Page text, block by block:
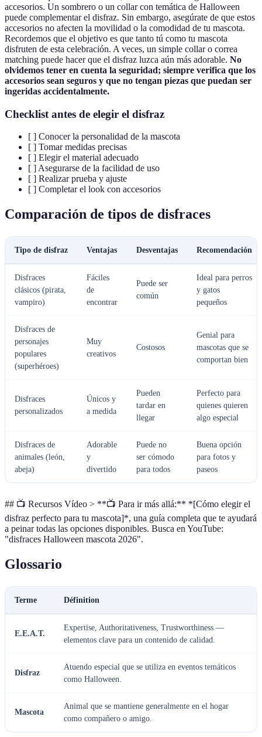
accesorios. Un sombrero o un collar con temática de Halloween
puede complementar el disfraz. Sin embargo, asegúrate de que estos
accesorios no afecten la movilidad o la comodidad de tu mascota.
Recordemos que el objetivo es que tanto tú como tu mascota
disfruten de esta celebración. A veces, un simple collar o correa
matching puede hacer que el disfraz luzca aún más adorable. No
olvidemos tener en cuenta la seguridad; siempre verifica que los
accesorios sean seguros y que no tengan piezas que puedan ser
ingeridas accidentalmente.
Checklist antes de elegir el disfraz
[ ] Conocer la personalidad de la mascota
[ ] Tomar medidas precisas
[ ] Elegir el material adecuado
[ ] Asegurarse de la facilidad de uso
[ ] Realizar prueba y ajuste
[ ] Completar el look con accesorios
Comparación de tipos de disfraces
Tipo de disfraz Ventajas Desventajas Recomendación
Disfraces
clásicos (pirata,
vampiro)
Fáciles
de
encontrar
Puede ser
común
Ideal para perros
y gatos
pequeños
Disfraces de
personajes
populares
(superhéroes)
Muy
creativos
Costosos
Genial para
mascotas que se
comportan bien
Disfraces
personalizados
Únicos y
a medida
Pueden
tardar en
llegar
Perfecto para
quienes quieren
algo especial
Disfraces de
animales (león,
abeja)
Adorable
y
divertido
Puede no
ser cómodo
para todos
Buena opción
para fotos y
paseos
## 📺 Recursos Vídeo > **📺 Para ir más allá:** *[Cómo elegir el
disfraz perfecto para tu mascota]*, una guía completa que te ayudará
a peinar todas las opciones disponibles. Busca en YouTube:
"disfraces Halloween mascota 2026".
Glossario
Terme Définition
E.E.A.T.
Expertise, Authoritativeness, Trustworthiness —
elementos clave para un contenido de calidad.
Disfraz
Atuendo especial que se utiliza en eventos temáticos
como Halloween.
Mascota
Animal que se mantiene generalmente en el hogar
como compañero o amigo.